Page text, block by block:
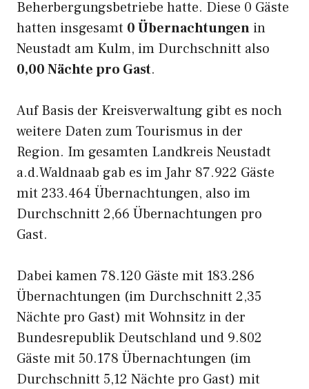
Beherbergungsbetriebe hatte. Diese 0 Gäste
hatten insgesamt 0 Übernachtungen in
Neustadt am Kulm, im Durchschnitt also
0,00 Nächte pro Gast.
Auf Basis der Kreisverwaltung gibt es noch
weitere Daten zum Tourismus in der
Region. Im gesamten Landkreis Neustadt
a.d.Waldnaab gab es im Jahr 87.922 Gäste
mit 233.464 Übernachtungen, also im
Durchschnitt 2,66 Übernachtungen pro
Gast.
Dabei kamen 78.120 Gäste mit 183.286
Übernachtungen (im Durchschnitt 2,35
Nächte pro Gast) mit Wohnsitz in der
Bundesrepublik Deutschland und 9.802
Gäste mit 50.178 Übernachtungen (im
Durchschnitt 5,12 Nächte pro Gast) mit